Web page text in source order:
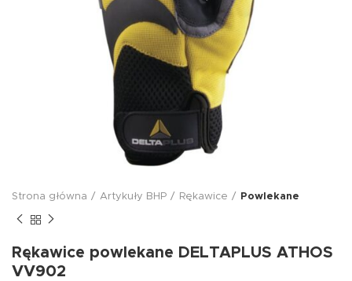
Strona główna Artykuły BHP Rękawice Powlekane
Rękawice powlekane DELTAPLUS ATHOS
VV902